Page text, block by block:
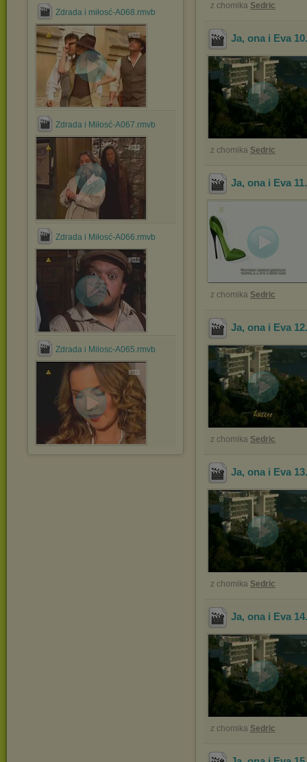
Zdrada i miłosć-A068.rmvb
Zdrada i Miłosć-A067.rmvb
Zdrada i Miłosć-A066.rmvb
Zdrada i Milosc-A065.rmvb
z chomika Sedric
Ja, ona i Eva 10
z chomika Sedric
Ja, ona i Eva 11
z chomika Sedric
Ja, ona i Eva 12
z chomika Sedric
Ja, ona i Eva 13
z chomika Sedric
Ja, ona i Eva 14
z chomika Sedric